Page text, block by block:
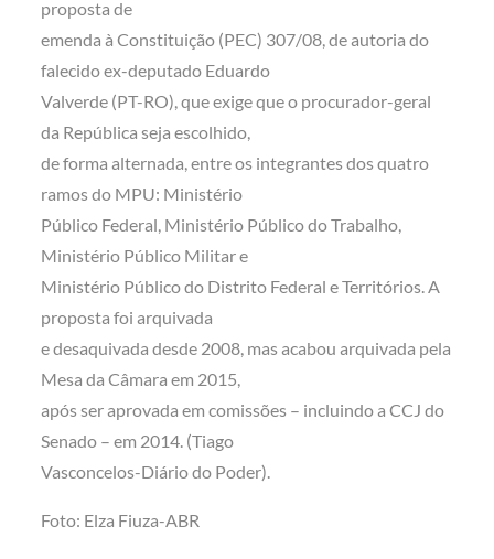
proposta de
emenda à Constituição (PEC) 307/08, de autoria do
falecido ex-deputado Eduardo
Valverde (PT-RO), que exige que o procurador-geral
da República seja escolhido,
de forma alternada, entre os integrantes dos quatro
ramos do MPU: Ministério
Público Federal, Ministério Público do Trabalho,
Ministério Público Militar e
Ministério Público do Distrito Federal e Territórios. A
proposta foi arquivada
e desaquivada desde 2008, mas acabou arquivada pela
Mesa da Câmara em 2015,
após ser aprovada em comissões – incluindo a CCJ do
Senado – em 2014. (Tiago
Vasconcelos-Diário do Poder).
Foto: Elza Fiuza-ABR